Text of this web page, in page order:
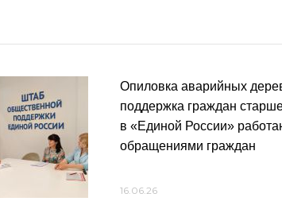
Опиловка аварийных
поддержка граждан
в «Единой России»
обращениями граждан
16.06.26